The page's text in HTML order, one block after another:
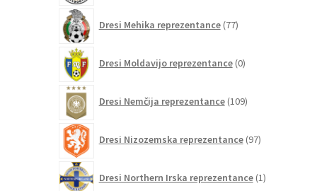
Dresi Mehika reprezentance 77izdelkov
Dresi Moldavijo reprezentance 0izdelkov
Dresi Nemčija reprezentance 109izdelkov
Dresi Nizozemska reprezentance 97izdelkov
Dresi Northern Irska reprezentance 1izdelek